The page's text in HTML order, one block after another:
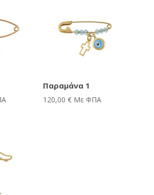
Παραμάνα 1
120,00€ Με ΦΠΑ